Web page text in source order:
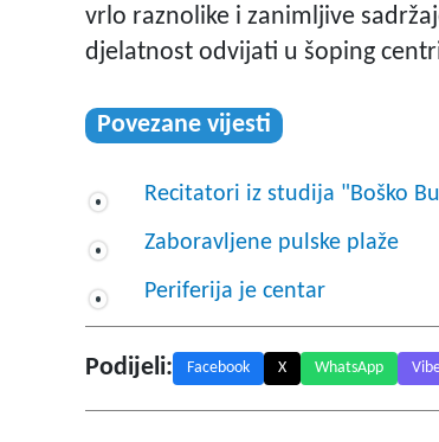
vrlo raznolike i zanimljive
djelatnost odvijati u šoping
Povezane vijesti
Recitatori iz studija "Boško
Zaboravljene pulske plaže
Periferija je centar
Podijeli: Facebook X WhatsApp